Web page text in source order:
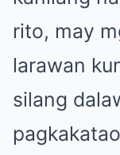
rito, may
larawan
silang